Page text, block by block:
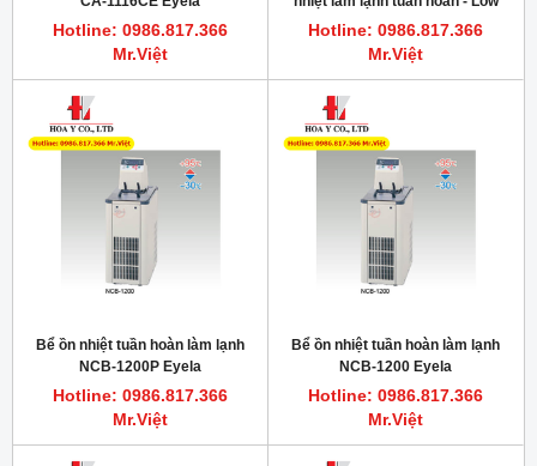
Hotline: 0986.817.366
Mr.Việt
temperature Circulator
Hotline: 0986.817.366
Mr.Việt
Bể ồn nhiệt tuần hoàn làm lạnh
NCB-1200P Eyela
Hotline: 0986.817.366
Mr.Việt
Bể ồn nhiệt tuần hoàn làm lạnh
NCB-1200 Eyela
Hotline: 0986.817.366
Mr.Việt